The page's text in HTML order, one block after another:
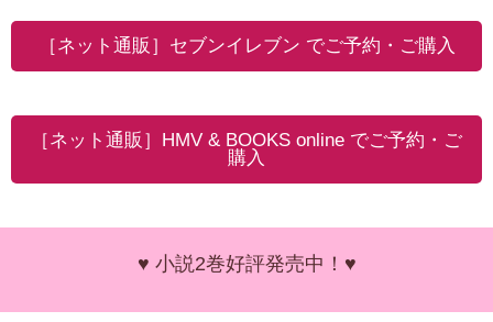
［ネット通販］セブンイレブン でご予約・ご購入
［ネット通販］HMV & BOOKS online でご予約・ご
購入
♥ 小説2巻好評発売中！♥